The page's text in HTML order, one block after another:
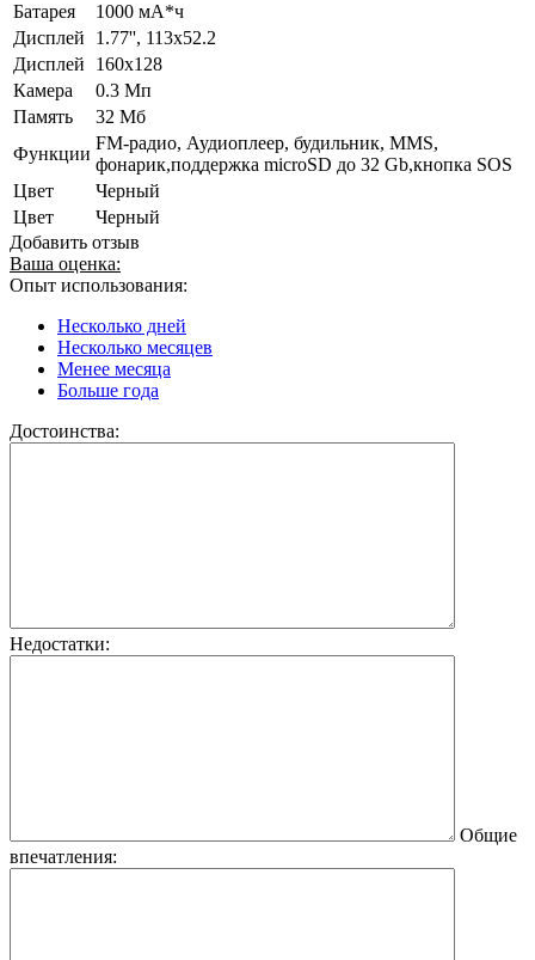
Батарея
1000 мА*ч
Дисплей
1.77'', 113х52.2
Дисплей
160х128
Камера
0.3 Мп
Память
32 Мб
Функции
FM-радио, Аудиоплеер, будильник, MMS,
фонарик,поддержка microSD до 32 Gb,кнопка SOS
Цвет
Черный
Цвет
Черный
Добавить отзыв
Ваша оценка:
Опыт использования:
Несколько дней
Несколько месяцев
Менее месяца
Больше года
Достоинства:
Недостатки:
Общие
впечатления: